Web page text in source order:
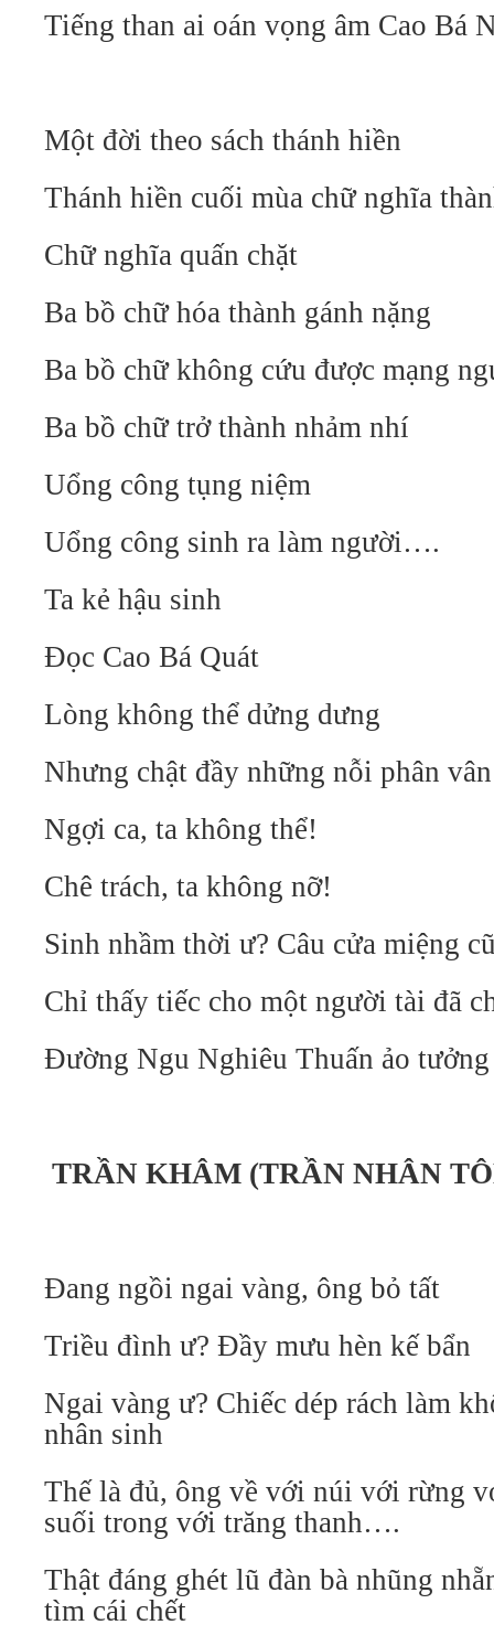
Tiếng than ai oán vọng âm Cao Bá
Một đời theo sách thánh hiền
Thánh hiền cuối mùa chữ nghĩa
Chữ nghĩa quấn chặt
Ba bồ chữ hóa thành gánh nặng
Ba bồ chữ không cứu được mạng
Ba bồ chữ trở thành nhảm nhí
Uổng công tụng niệm
Uổng công sinh ra làm người….
Ta kẻ hậu sinh
Đọc Cao Bá Quát
Lòng không thể dửng dưng
Nhưng chật đầy những nỗi phân vân
Ngợi ca, ta không thể!
Chê trách, ta không nỡ!
Sinh nhầm thời ư? Câu cửa miệng
Chỉ thấy tiếc cho một người tài đã
Đường Ngu Nghiêu Thuấn ảo
TRẦN KHÂM (TRẦN NHÂN
Đang ngồi ngai vàng, ông bỏ tất
Triều đình ư? Đầy mưu hèn kế bẩn
Ngai vàng ư? Chiếc dép rách làm
nhân sinh
Thế là đủ, ông về với núi với rừng
suối trong với trăng thanh….
Thật đáng ghét lũ đàn bà nhũng
tìm cái chết